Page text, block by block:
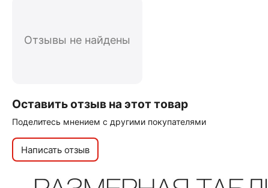
Отзывы не найдены
Оставить отзыв на этот товар
Поделитесь мнением с другими покупателями
Написать отзыв